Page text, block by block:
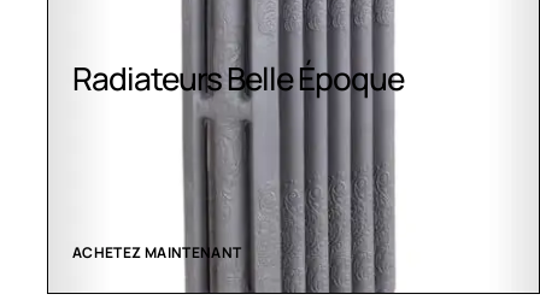
Radiateurs Belle Époque
ACHETEZ MAINTENANT